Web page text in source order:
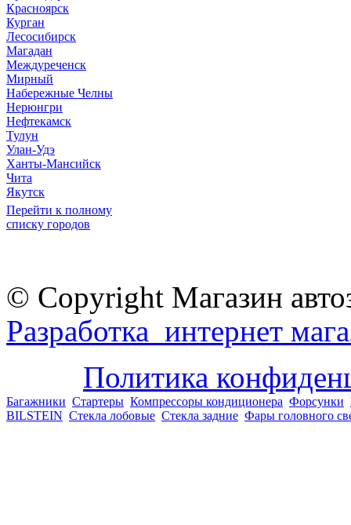
Красноярск
Курган
Лесосибирск
Магадан
Междуреченск
Мирный
Набережные Челны
Нерюнгри
Нефтекамск
Тулун
Улан-Удэ
Ханты-Мансийск
Чита
Якутск
Перейти к полному
списку городов
© Copyright Магазин
Разработка интернет
Политика
Багажники Стартеры Компрессоры кондиционера Форсунки
BILSTEIN Стекла лобовые Стекла задние Фары головного